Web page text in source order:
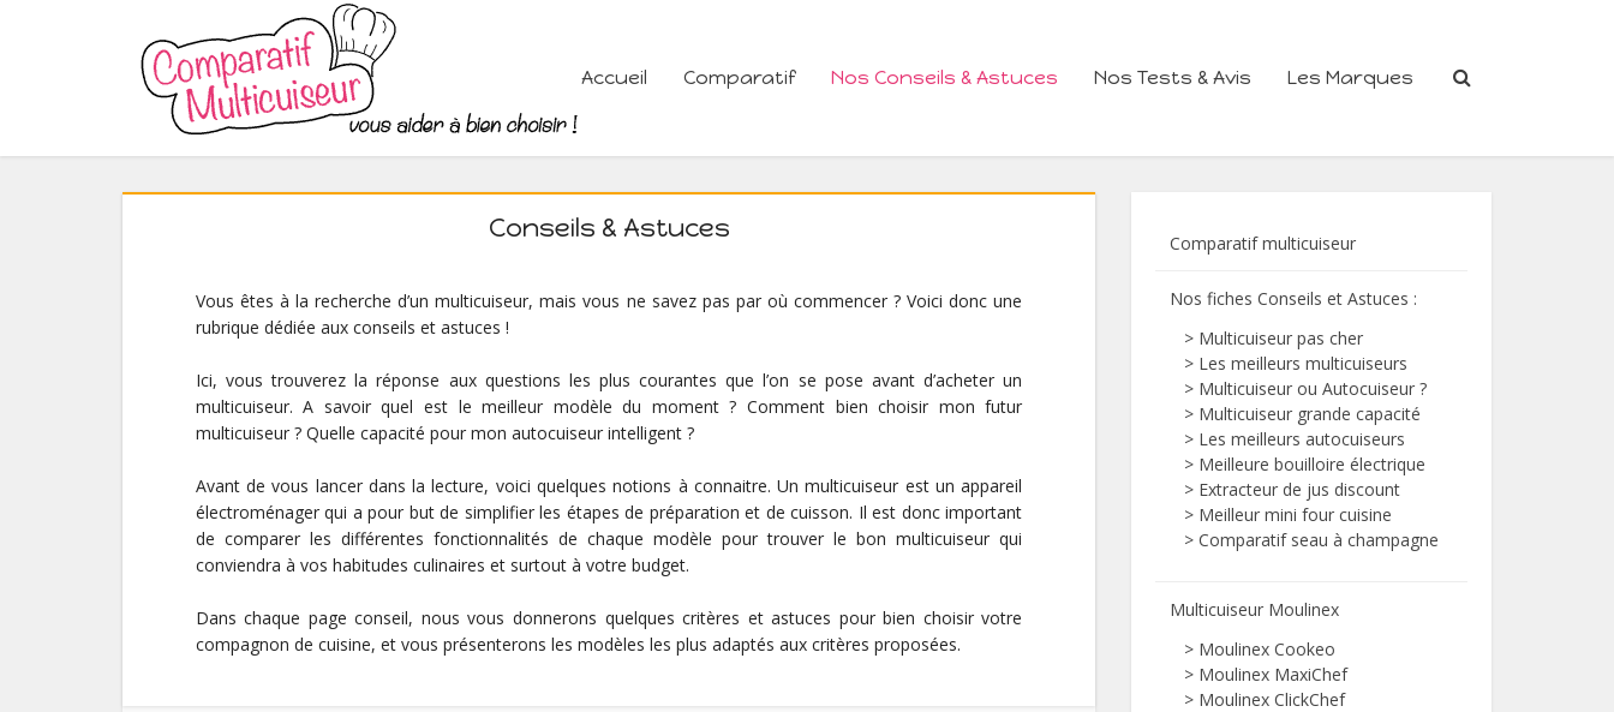
Accueil Comparatif Nos Conseils & Astuces Nos Tests & Avis Les Marques
Conseils & Astuces
Vous êtes à la recherche d’un multicuiseur, mais vous ne savez pas par où commencer ? Voici donc une
rubrique dédiée aux conseils et astuces !
Ici, vous trouverez la réponse aux questions les plus courantes que l’on se pose avant d’acheter un
multicuiseur. A savoir quel est le meilleur modèle du moment ? Comment bien choisir mon futur
multicuiseur ? Quelle capacité pour mon autocuiseur intelligent ?
Avant de vous lancer dans la lecture, voici quelques notions à connaitre. Un multicuiseur est un appareil
électroménager qui a pour but de simplifier les étapes de préparation et de cuisson. Il est donc important
de comparer les différentes fonctionnalités de chaque modèle pour trouver le bon multicuiseur qui
conviendra à vos habitudes culinaires et surtout à votre budget.
Dans chaque page conseil, nous vous donnerons quelques critères et astuces pour bien choisir votre
compagnon de cuisine, et vous présenterons les modèles les plus adaptés aux critères proposées.
Comparatif multicuiseur
Nos fiches Conseils et Astuces :
> Multicuiseur pas cher
> Les meilleurs multicuiseurs
> Multicuiseur ou Autocuiseur ?
> Multicuiseur grande capacité
> Les meilleurs autocuiseurs
> Meilleure bouilloire électrique
> Extracteur de jus discount
> Meilleur mini four cuisine
> Comparatif seau à champagne
Multicuiseur Moulinex
> Moulinex Cookeo
> Moulinex MaxiChef
> Moulinex ClickChef